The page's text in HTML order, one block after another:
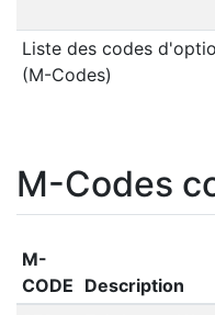
Liste des codes
(M-Codes)
M-Codes
M-
CODE Description